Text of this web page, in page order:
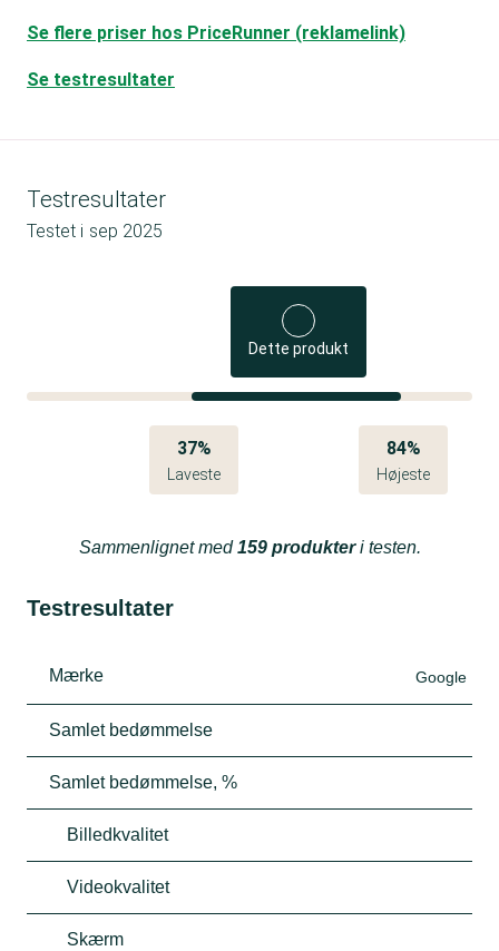
Se flere priser hos PriceRunner (reklamelink)
Se testresultater
Testresultater
Testet i sep 2025
Dette produkt
37%
Laveste
84%
Højeste
Sammenlignet med159 produkteri testen.
Testresultater
Mærke Google
Samlet bedømmelse
Samlet bedømmelse, %
Billedkvalitet
Videokvalitet
Skærm